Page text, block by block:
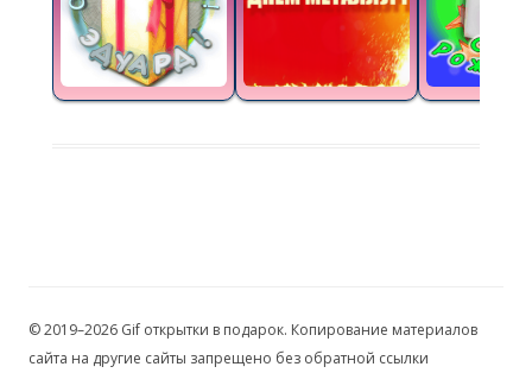
© 2019–2026 Gif открытки в подарок. Копирование материалов
сайта на другие сайты запрещено без обратной ссылки